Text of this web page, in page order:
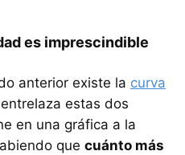
es imprescindible
anterior existe la curva
estas dos
en una gráfica a la
que cuánto más